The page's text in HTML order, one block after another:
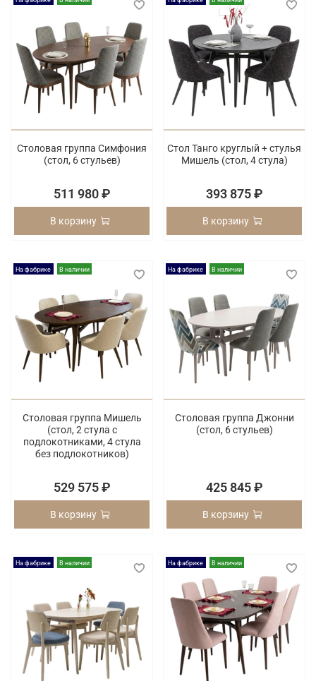
Столовая группа Симфония
(cтол, 6 стульев)
511 980 ₽
В корзину
Стол Танго круглый + стулья
Мишель (cтол, 4 стула)
393 875 ₽
В корзину
На фабрике В наличии
Столовая группа Мишель
(стол, 2 стула с
подлокотниками, 4 стула
без подлокотников)
529 575 ₽
В корзину
На фабрике В наличии
Столовая группа Джонни
(cтол, 6 стульев)
425 845 ₽
В корзину
На фабрике В наличии На фабрике В наличии